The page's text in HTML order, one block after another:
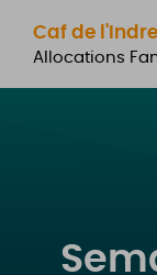
Caf de l'Indre
Allocations